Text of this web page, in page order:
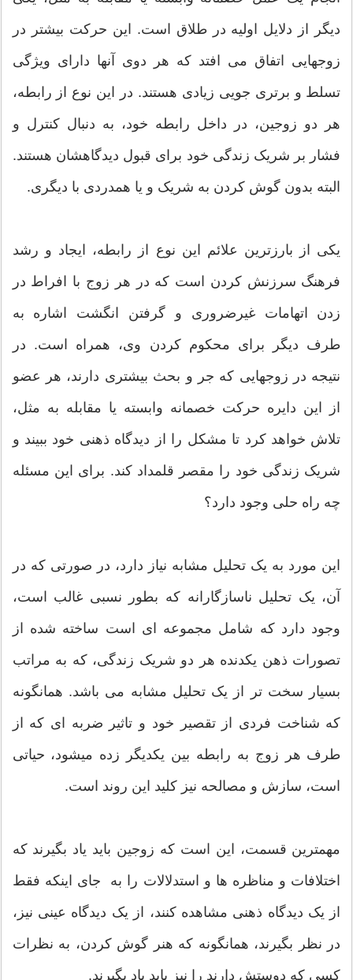
دیگر از دلایل اولیه در طلاق است. این حرکت بیشتر در
زوجهایی اتفاق می افتد که هر دوی آنها دارای ویژگی
تسلط و برتری جویی زیادی هستند. در این نوع از رابطه،
هر دو زوجین، در داخل رابطه خود، به دنبال کنترل و
فشار بر شریک زندگی خود برای قبول دیدگاهشان هستند.
البته بدون گوش کردن به شریک و یا همدردی با دیگری.
یکی از بارزترین علائم این نوع از رابطه، ایجاد و رشد
فرهنگ سرزنش کردن است که در هر زوج با افراط در
زدن اتهامات غیرضروری و گرفتن انگشت اشاره به
طرف دیگر برای محکوم کردن وی، همراه است. در
نتیجه در زوجهایی که جر و بحث بیشتری دارند، هر عضو
از این دایره حرکت خصمانه وابسته یا مقابله به مثل،
تلاش خواهد کرد تا مشکل را از دیدگاه ذهنی خود ببیند و
شریک زندگی خود را مقصر قلمداد کند. برای این مسئله
چه راه حلی وجود دارد؟
این مورد به یک تحلیل مشابه نیاز دارد، در صورتی که در
آن، یک تحلیل ناسازگارانه که بطور نسبی غالب است،
وجود دارد که شامل مجموعه ای است ساخته شده از
تصورات ذهن یکدنده هر دو شریک زندگی، که به مراتب
بسیار سخت تر از یک تحلیل مشابه می باشد. همانگونه
که شناخت فردی از تقصیر خود و تاثیر ضربه ای که از
طرف هر زوج به رابطه بین یکدیگر زده میشود، حیاتی
است، سازش و مصالحه نیز کلید این روند است.
مهمترین قسمت، این است که زوجین باید یاد بگیرند که
اختلافات و مناظره ها و استدلالات را به جای اینکه فقط
از یک دیدگاه ذهنی مشاهده کنند، از یک دیدگاه عینی نیز،
در نظر بگیرند، همانگونه که هنر گوش کردن، به نظرات
کسی که دوستش دارند را نیز باید یاد بگیرند.